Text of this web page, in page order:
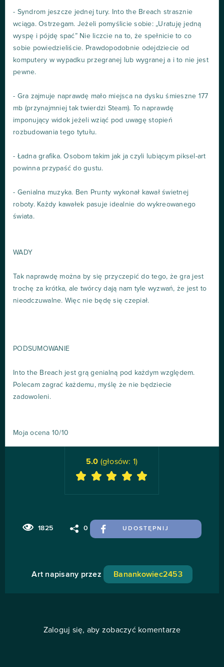
- Syndrom jeszcze jednej tury. Into the Breach strasznie
wciąga. Ostrzegam. Jeżeli pomyślicie sobie: „Uratuję jedną
wyspę i pójdę spać” Nie liczcie na to, że spełnicie to co
sobie powiedzieliście. Prawdopodobnie odejdziecie od
komputery w wypadku przegranej lub wygranej a i to nie jest
pewne.
- Gra zajmuje naprawdę mało miejsca na dysku śmieszne 177
mb (przynajmniej tak twierdzi Steam). To naprawdę
imponujący widok jeżeli wziąć pod uwagę stopień
rozbudowania tego tytułu.
- Ładna grafika. Osobom takim jak ja czyli lubiącym piksel-art
powinna przypaść do gustu.
- Genialna muzyka. Ben Prunty wykonał kawał świetnej
roboty. Każdy kawałek pasuje idealnie do wykreowanego
świata.
WADY
Tak naprawdę można by się przyczepić do tego, że gra jest
trochę za krótka, ale twórcy dają nam tyle wyzwań, że jest to
nieodczuwalne. Więc nie będę się czepiał.
PODSUMOWANIE
Into the Breach jest grą genialną pod każdym względem.
Polecam zagrać każdemu, myślę że nie będziecie
zadowoleni.
Moja ocena 10/10
1825 0 UDOSTĘPNIJ
5.0 (głosów: 1)
Art napisany przez Banankowiec2453
Zaloguj się, aby zobaczyć komentarze